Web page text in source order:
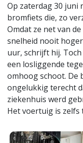
Op zaterdag 30 juni
bromfiets die, zo
Omdat ze net van
snelheid nooit
uur, schrijft hij.
een losliggende
omhoog schoot. De
ongelukkig terecht
ziekenhuis werd
Het voertuig is zelfs